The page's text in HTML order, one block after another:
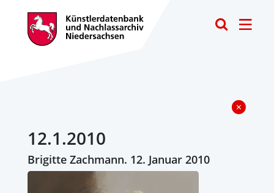
12.1.2010
Brigitte Zachmann. 12. Januar 2010